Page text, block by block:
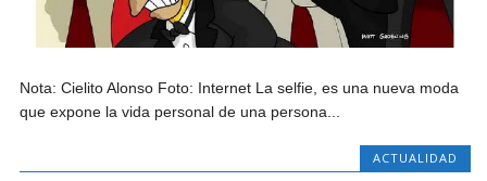
Nota: Cielito Alonso Foto: Internet La selfie, es una nueva moda
que expone la vida personal de una persona...
ACTUALIDAD